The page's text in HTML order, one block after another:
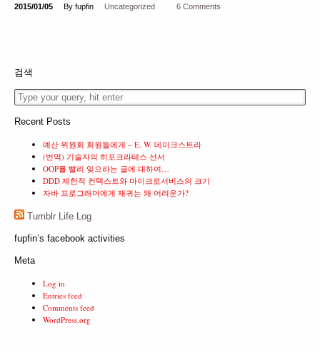
2015/01/05 By fupfin Uncategorized 6 Comments
검색
Recent Posts
예산 위원회 회원들에게 – E. W. 데이크스트라
(번역) 기술자의 히포크라테스 선서
OOP를 빨리 잊으라는 글에 대하여…
DDD 제한적 컨텍스트와 마이크로서비스의 크기
자바 프로그래머에게 재귀는 왜 어려운가?
Tumblr Life Log
fupfin’s facebook activities
Meta
Log in
Entries feed
Comments feed
WordPress.org